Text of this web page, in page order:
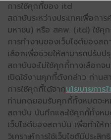
การใช้คุกกี้ของ itd
สถาบันระหว่างประเทศเพื่อก
มหาชน) หรือ สคพ. (itd) ใช้คุ
การทำงานของเว็บไซต์ของสถ
เลือกเพื่อช่วยให้สามารถปรับ
สถาบันจะไม่ใช้คุกกี้ทางเลือก
เปิดใช้งานคุกกี้ดังกล่าว ท่าน
การใช้คุกกี้ได้จากนโยบายการ
ท่านกดยอมรับคุกกี้ทั้งหมดจะ
สถาบัน บันทึกและใช้คุกกี้ทั้งห
เว็บไซต์ของสถาบัน เพื่อทำให้
วิเคราะห์การใช้เว็บไซต์มีประ